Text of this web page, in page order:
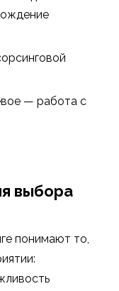
— работа с
выбора
понимают то,